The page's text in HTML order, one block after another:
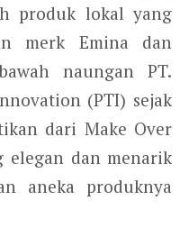
produk lokal yang
merk Emina dan
naungan PT.
(PTI) sejak
dari Make Over
elegan dan menarik
aneka produknya